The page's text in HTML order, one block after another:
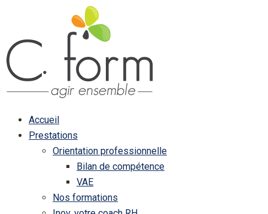
Accueil
Prestations
Orientation professionnelle
Bilan de compétence
VAE
Nos formations